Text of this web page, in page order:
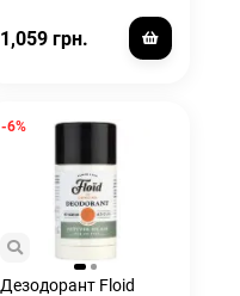
1,059 грн.
-6%
Дезодорант Floid